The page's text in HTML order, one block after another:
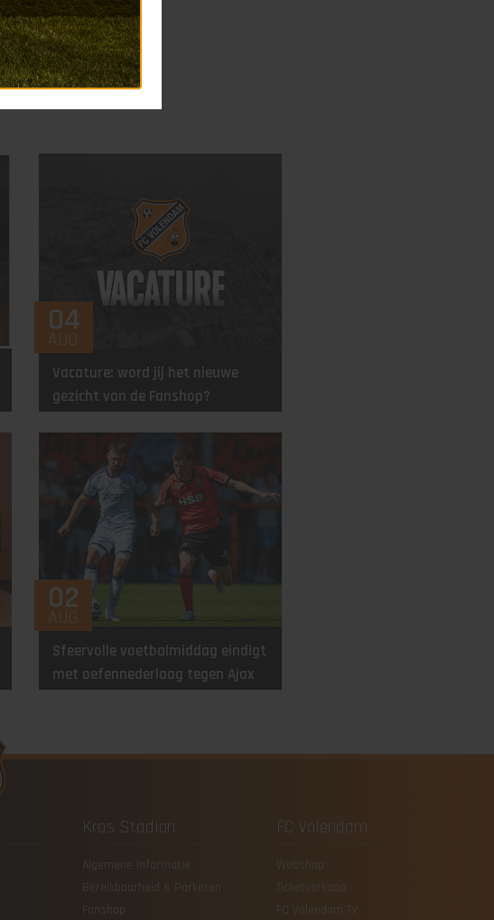
04
AUG
Vacature: word jij het nieuwe
gezicht van de Fanshop?
02
AUG
Sfeervolle voetbalmiddag eindigt
met oefennederlaag tegen Ajax
Kras Stadion
Algemene Informatie
Bereikbaarheid & Parkeren
Fanshop
FC Volendam
Webshop
Ticketverkoop
FC Volendam TV